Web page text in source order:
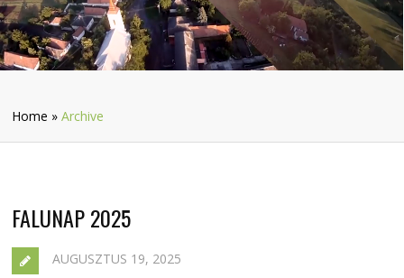
Home »Archive
FALUNAP 2025
AUGUSZTUS 19, 2025